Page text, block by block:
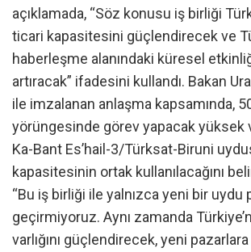
açıklamada, “Söz konusu iş birliği
ticari kapasitesini güçlendirecek ve
haberleşme alanındaki küresel
artıracak” ifadesini kullandı. Bakan
ile imzalanan anlaşma kapsamında,
yörüngesinde görev yapacak yüksek
Ka-Bant Es’hail-3/Türksat-Biruni
kapasitesinin ortak kullanılacağını
“Bu iş birliği ile yalnızca yeni bir uydu
geçirmiyoruz. Aynı zamanda
varlığını güçlendirecek, yeni